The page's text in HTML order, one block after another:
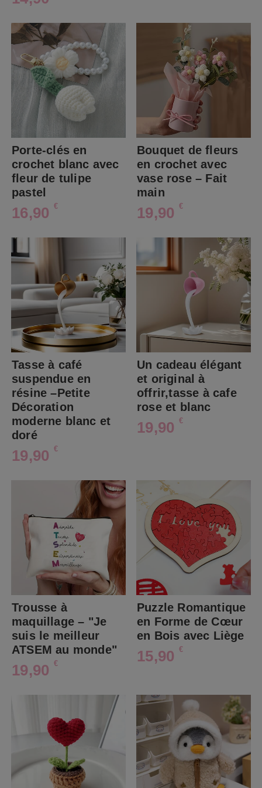
Porte-clés en
crochet blanc avec
fleur de tulipe
pastel
16,90 €
Bouquet de fleurs
en crochet avec
vase rose – Fait
main
19,90 €
Tasse à café
suspendue en
résine –Petite
Décoration
moderne blanc et
doré
19,90 €
Un cadeau élégant
et original à
offrir,tasse à cafe
rose et blanc
19,90 €
Trousse à
maquillage – "Je
suis le meilleur
ATSEM au monde"
19,90 €
Puzzle Romantique
en Forme de Cœur
en Bois avec Liège
15,90 €